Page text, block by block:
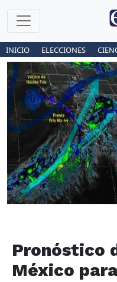
INICIO ELECCIONES
Pronóstico
México